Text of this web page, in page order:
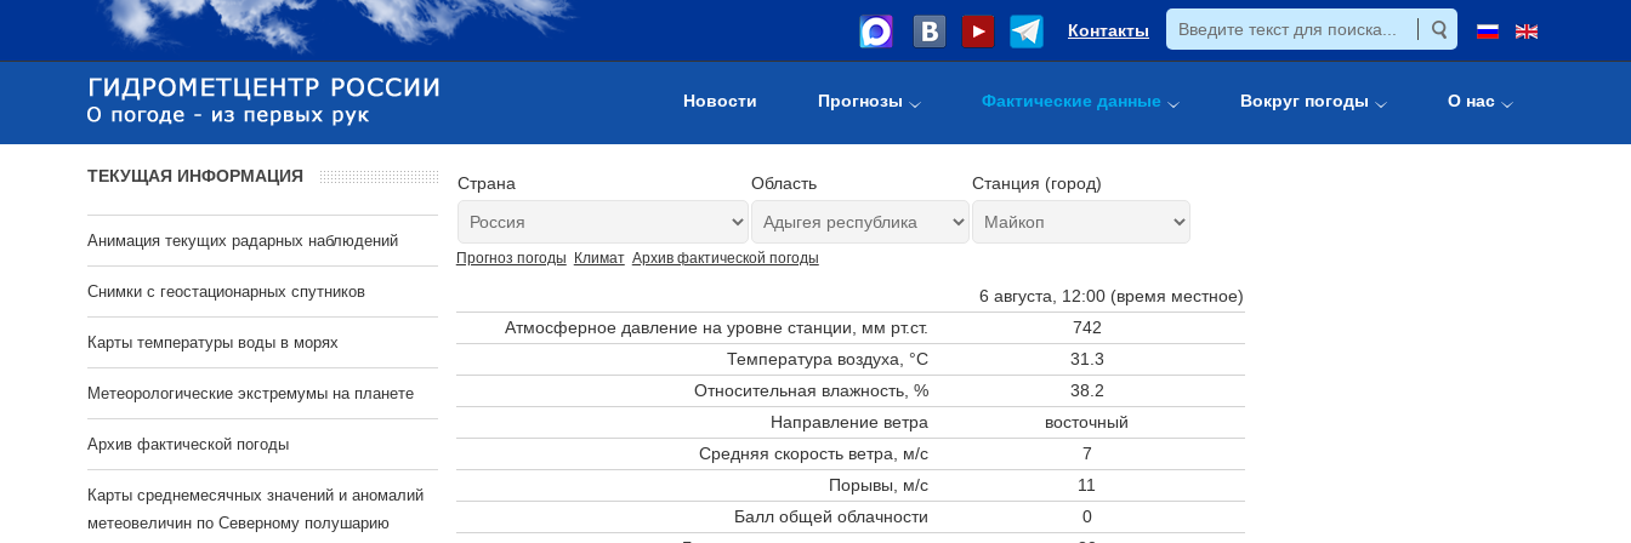
Контакты
Новости Прогнозы Фактические данные Вокруг погоды О нас
Страна Область Станция (город)
Прогноз погоды Климат Архив фактической погоды
6 августа, 12:00 (время местное)
Атмосферное давление на уровне станции, мм рт.ст.
742
Температура воздуха, °C
31.3
Относительная влажность, %
38.2
Направление ветра
восточный
Средняя скорость ветра, м/с
7
Порывы, м/с
11
Балл общей облачности
0
ТЕКУЩАЯ ИНФОРМАЦИЯ
Анимация текущих радарных наблюдений
Cнимки с геостационарных спутников
Карты температуры воды в морях
Метеорологические экстремумы на планете
Архив фактической погоды
Карты среднемесячных значений и аномалий
метеовеличин по Северному полушарию